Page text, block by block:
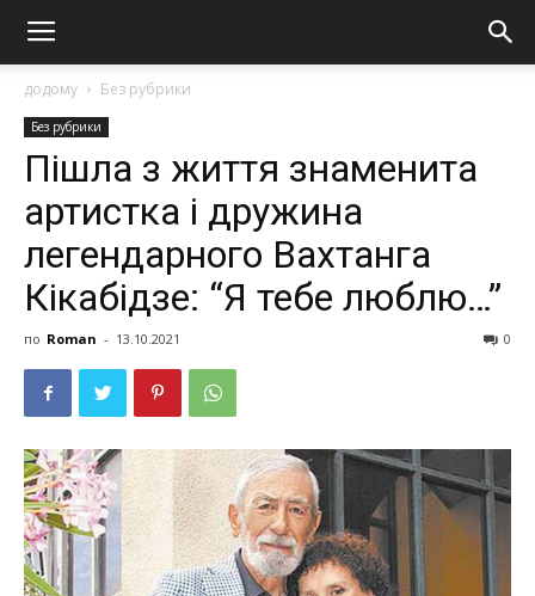
додому Без рубрики
Без рубрики
Пішла з життя знаменита
артистка і дружина
легендарного Вахтанга
Кікабідзе: “Я тебе люблю…”
по Roman - 13.10.2021 0